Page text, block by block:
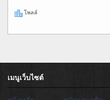
โพลล์
เมนูเว็บไซต์